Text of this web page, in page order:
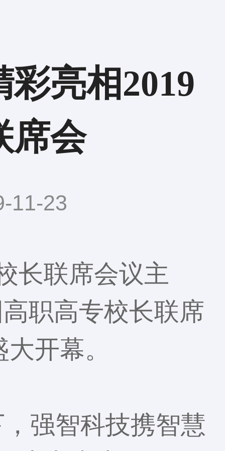
亮相2019
席会
11-23
长联席会议主
职高专校长联席
开幕。
，强智科技携智慧